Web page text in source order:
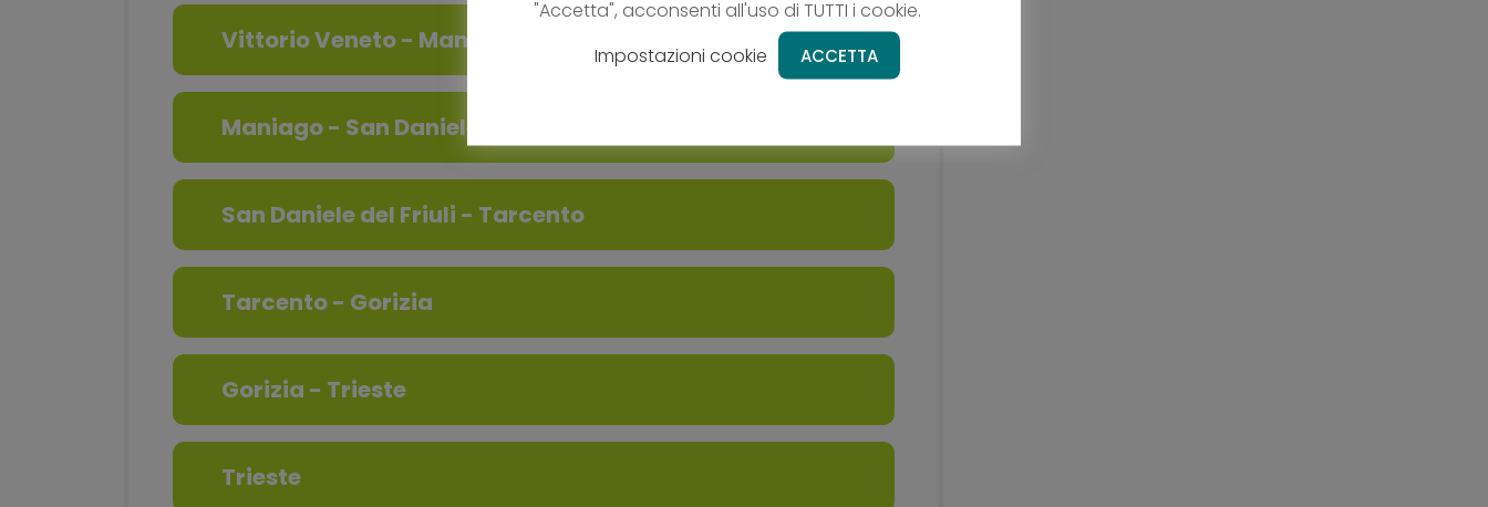
Vittorio Veneto - Maniago
Maniago - San Daniele del Friuli
San Daniele del Friuli - Tarcento
Tarcento - Gorizia
Gorizia - Trieste
Trieste
"Accetta", acconsenti all'uso di TUTTI i cookie.
Impostazioni cookie
ACCETTA